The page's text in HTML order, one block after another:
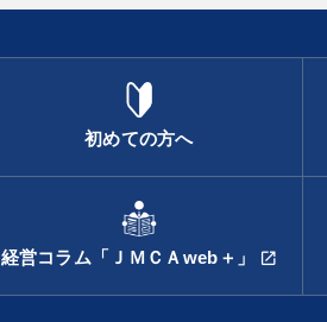
初めての方へ
経営コラム「ＪＭＣＡweb＋」 open_in_new